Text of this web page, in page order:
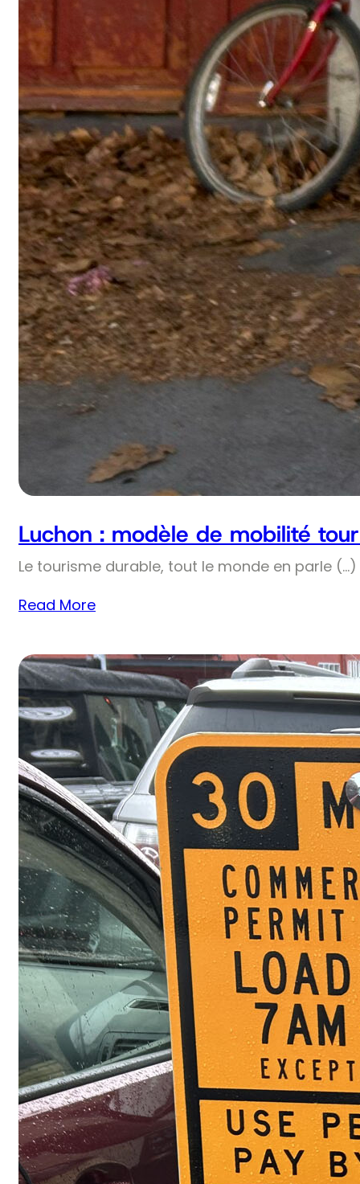
Luchon : modèle de mobilité
Le tourisme durable, tout le monde en parle
Read More